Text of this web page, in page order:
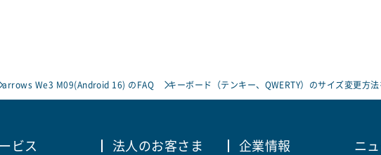
arrows We3 M09(Android 16) のFAQ キーボード（テンキー、QWERTY）のサイズ変更方法
ビス 法人のお客さま 企業情報
ニ